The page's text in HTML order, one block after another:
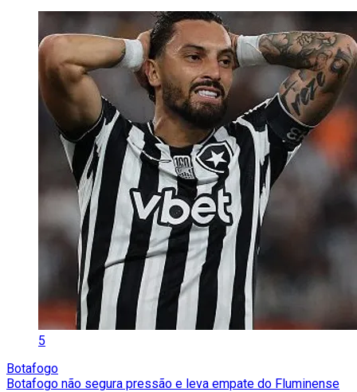
5
Botafogo
Botafogo não segura pressão e leva empate do Fluminense